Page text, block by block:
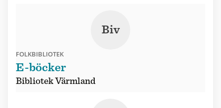
Biv
FOLKBIBLIOTEK
E-böcker
Bibliotek Värmland